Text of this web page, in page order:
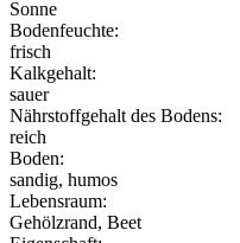
Sonne
Bodenfeuchte:
frisch
Kalkgehalt:
sauer
Nährstoffgehalt des Bodens:
reich
Boden:
sandig, humos
Lebensraum:
Gehölzrand, Beet